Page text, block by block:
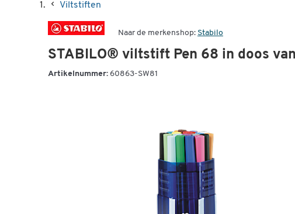
Viltstiften
Naar de merkenshop: Stabilo
STABILO® viltstift Pen 68 in doos
Artikelnummer: 60863-SW81